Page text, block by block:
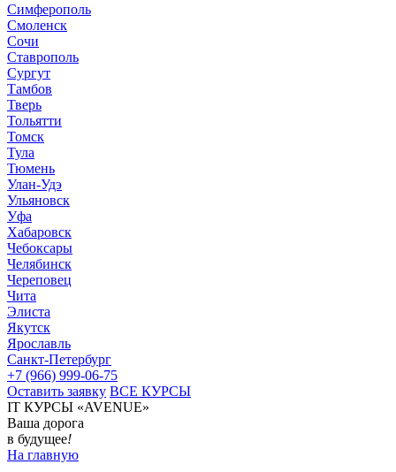
Симферополь
Смоленск
Сочи
Ставрополь
Сургут
Тамбов
Тверь
Тольятти
Томск
Тула
Тюмень
Улан-Удэ
Ульяновск
Уфа
Хабаровск
Чебоксары
Челябинск
Череповец
Чита
Элиста
Якутск
Ярославль
Санкт-Петербург
+7 (966) 999-06-75
Оставить заявку ВСЕ КУРСЫ
IT КУРСЫ «AVENUE»
Ваша дорога
в будущее!
На главную